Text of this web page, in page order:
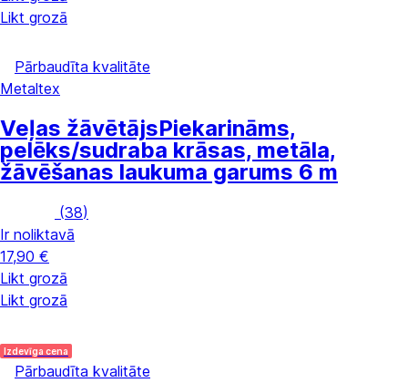
Likt grozā
Pārbaudīta kvalitāte
Metaltex
Veļas žāvētājsPiekarināms,
pelēks/sudraba krāsas, metāla,
žāvēšanas laukuma garums 6 m
(38)
Ir noliktavā
17,90 €
Likt grozā
Likt grozā
Izdevīga cena
Pārbaudīta kvalitāte